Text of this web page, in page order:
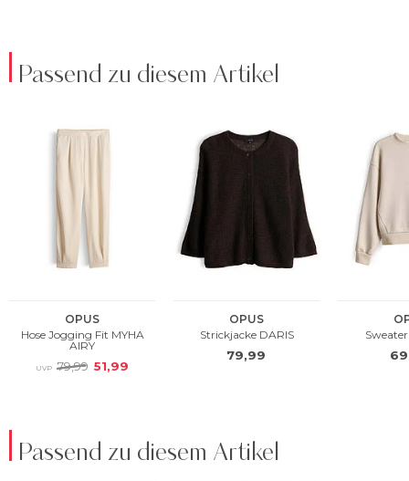
Passend zu diesem Artikel
Passend zu diesem Artikel